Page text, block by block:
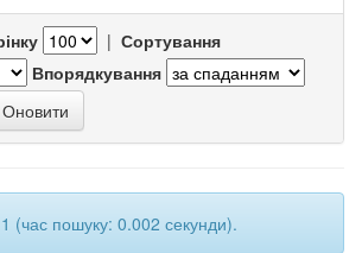
| Сортування
Впорядкування
1 (час пошуку: 0.002 секунди).